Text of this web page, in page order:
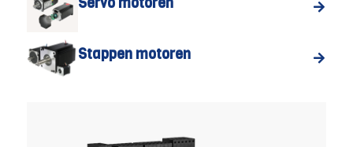
Stappen motoren